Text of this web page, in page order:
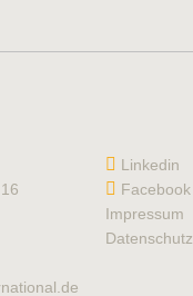
Linkedin
Facebook
Impressum
Datenschutz